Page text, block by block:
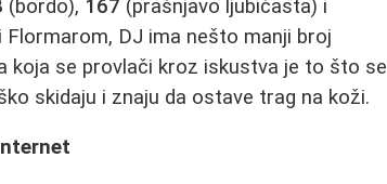
(bordo), 167 (prašnjavo ljubičasta) i
Flormarom, DJ ima nešto manji broj
koja se provlači kroz iskustva je to što se
skidaju i znaju da ostave trag na koži.